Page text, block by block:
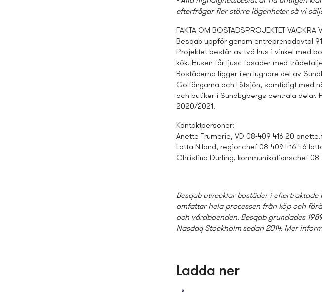
efterfrågar fler större lägenheter så vi
FAKTA OM BOSTADS­PROJEKTET VACKRA
Besqab uppför genom entreprenadavtal
Projektet består av två hus i vinkel med
kök. Husen får ljusa fasader med
Bostäderna ligger i en lugnare del av
Golfängarna och Lötsjön, samtidigt med
och butiker i Sundbybergs centrala delar.
2020/2021.
Kontaktpersoner:
Anette Frumerie, VD 08-409 416 20
Lotta Niland, regionchef08-409 416 46
Christina Durling, kommunikationschef 08-
Besqab utvecklar bostäder i eftertraktade
omfattar hela processen från köp och
och vårdboenden. Besqab grundades
Nasdaq Stockholm sedan 2014. Mer
Ladda ner